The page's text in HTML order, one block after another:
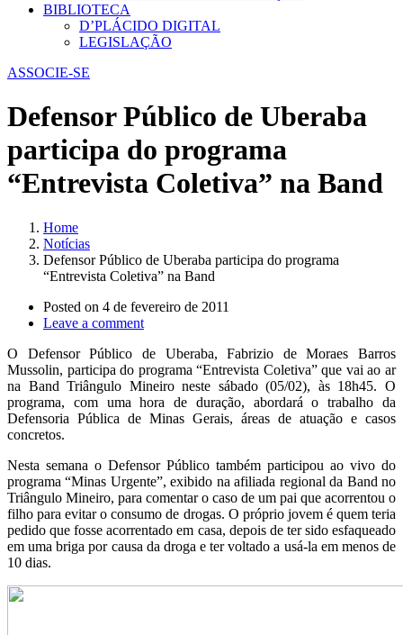
BIBLIOTECA
D’PLÁCIDO DIGITAL
LEGISLAÇÃO
ASSOCIE-SE
Defensor Público de Uberaba
participa do programa
“Entrevista Coletiva” na Band
Home
Notícias
Defensor Público de Uberaba participa do programa
“Entrevista Coletiva” na Band
Posted on 4 de fevereiro de 2011
Leave a comment
O Defensor Público de Uberaba, Fabrizio de Moraes Barros
Mussolin, participa do programa “Entrevista Coletiva” que vai ao ar
na Band Triângulo Mineiro neste sábado (05/02), às 18h45. O
programa, com uma hora de duração, abordará o trabalho da
Defensoria Pública de Minas Gerais, áreas de atuação e casos
concretos.
Nesta semana o Defensor Público também participou ao vivo do
programa “Minas Urgente”, exibido na afiliada regional da Band no
Triângulo Mineiro, para comentar o caso de um pai que acorrentou o
filho para evitar o consumo de drogas. O próprio jovem é quem teria
pedido que fosse acorrentado em casa, depois de ter sido esfaqueado
em uma briga por causa da droga e ter voltado a usá-la em menos de
10 dias.